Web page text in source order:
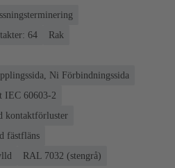
64
Rak
Ni Förbindningssida
IEC 60603-2
kontaktförluster
fästfläns
RAL 7032 (stengrå)